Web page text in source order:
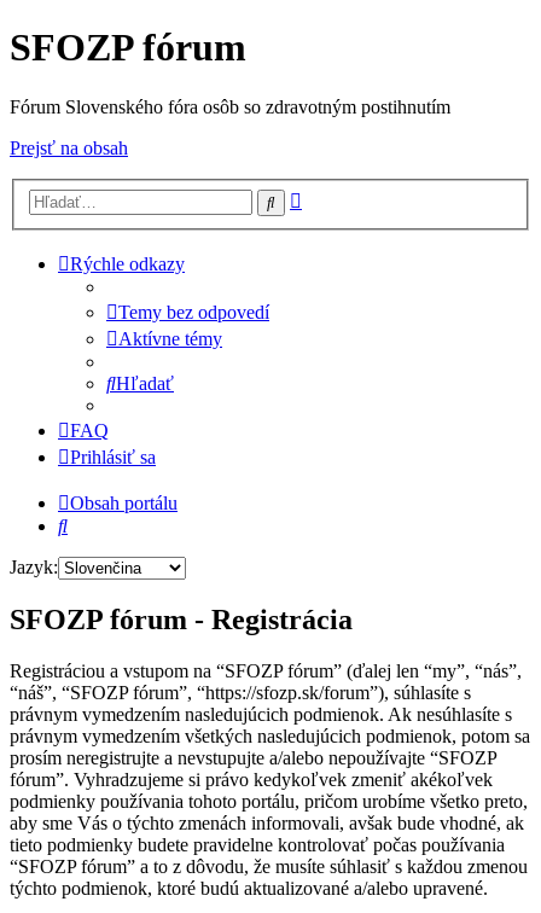
SFOZP fórum
Fórum Slovenského fóra osôb so zdravotným postihnutím
Prejsť na obsah
Hľadať
Rýchle odkazy
Temy bez odpovedí
Aktívne témy
Hľadať
FAQ
Prihlásiť sa
Obsah portálu
Hľadať
Jazyk:
SFOZP fórum - Registrácia
Registráciou a vstupom na “SFOZP fórum” (ďalej len “my”, “nás”,
“náš”, “SFOZP fórum”, “https://sfozp.sk/forum”), súhlasíte s
právnym vymedzením nasledujúcich podmienok. Ak nesúhlasíte s
právnym vymedzením všetkých nasledujúcich podmienok, potom sa
prosím neregistrujte a nevstupujte a/alebo nepoužívajte “SFOZP
fórum”. Vyhradzujeme si právo kedykoľvek zmeniť akékoľvek
podmienky používania tohoto portálu, pričom urobíme všetko preto,
aby sme Vás o týchto zmenách informovali, avšak bude vhodné, ak
tieto podmienky budete pravidelne kontrolovať počas používania
“SFOZP fórum” a to z dôvodu, že musíte súhlasiť s každou zmenou
týchto podmienok, ktoré budú aktualizované a/alebo upravené.